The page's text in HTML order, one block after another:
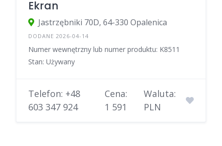
Ekran
Jastrzębniki 70D, 64-330 Opalenica
DODANE 2026-04-14
Numer wewnętrzny lub numer produktu: K8511
Stan: Używany
Telefon: +48
603 347 924
Cena:
1 591
Waluta:
PLN